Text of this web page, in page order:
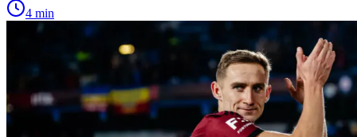
4 min